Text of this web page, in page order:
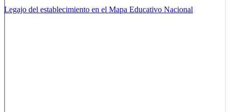
Legajo del establecimiento en el Mapa Educativo Nacional